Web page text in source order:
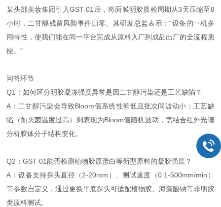
某头部美妆集团引入GST-01后，将面膜明胶质检周期从3天压缩至8
小时，二甘醇残留风险事件归零。其研发总监表示：“设备的一机多
用特性，使我们能在同一平台完成从原料入厂到成品出厂的全流程质
控。"
问答环节
Q1：如何区分明胶凝冻强度异常是因二甘醇污染还是工艺缺陷？
A：二甘醇污染会导致Bloom值系统性偏低且批次间波动小；工艺缺
陷（如灭菌温度过高）则表现为Bloom值随机波动，需结合红外光谱
分析胶体分子结构变化。
Q2：GST-01能否检测植物胶原蛋白等新型原料的凝胶强度？
A：设备支持探头直径（2-20mm）、测试速度（0.1-500mm/min）
等参数自定义，通过更换平底探头可适配植物胶、海藻酸钠等非明胶
类原料测试。